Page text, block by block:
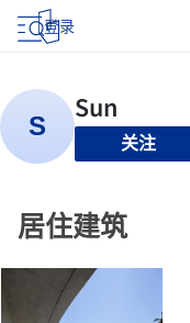
登录
关注
居住建筑